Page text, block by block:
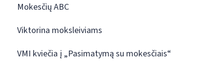
Mokesčių ABC
Viktorina moksleiviams
VMI kviečia į „Pasimatymą su mokesčiais“